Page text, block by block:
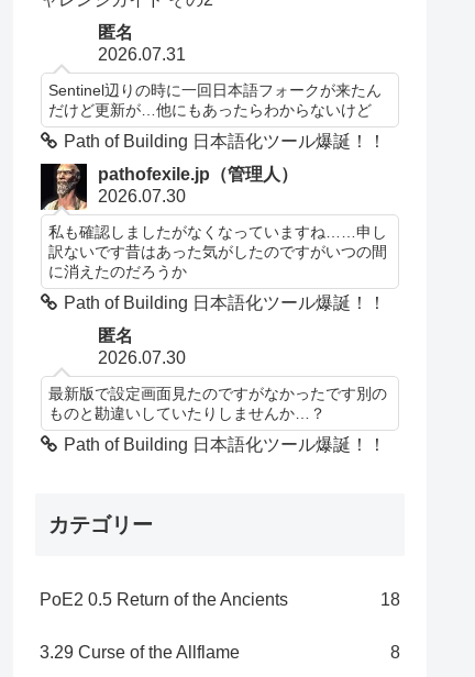
匿名
2026.07.31
Sentinel辺りの時に一回日本語フォークが来たん
だけど更新が…他にもあったらわからないけど
Path of Building 日本語化ツール爆誕！！
pathofexile.jp（管理人）
2026.07.30
私も確認しましたがなくなっていますね……申し
訳ないです昔はあった気がしたのですがいつの間
に消えたのだろうか
Path of Building 日本語化ツール爆誕！！
匿名
2026.07.30
最新版で設定画面見たのですがなかったです別の
ものと勘違いしていたりしませんか…？
Path of Building 日本語化ツール爆誕！！
カテゴリー
PoE2 0.5 Return of the Ancients 18
3.29 Curse of the Allflame 8